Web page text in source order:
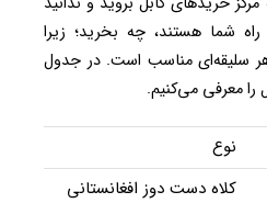
شما هستند، چه بخرید؛ زیرا
سلیقه‌ای مناسب است. در جدول
معرفی‌ می‌کنیم.
نوع
کلاه دست دوز افغانستانی